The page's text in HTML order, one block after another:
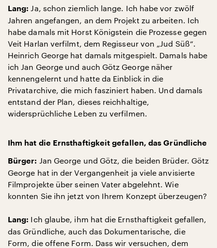
Lang: Ja, schon ziemlich lange. Ich habe vor zwölf
Jahren angefangen, an dem Projekt zu arbeiten. Ich
habe damals mit Horst Königstein die Prozesse gegen
Veit Harlan verfilmt, dem Regisseur von „Jud Süß“.
Heinrich George hat damals mitgespielt. Damals habe
ich Jan George und auch Götz George näher
kennengelernt und hatte da Einblick in die
Privatarchive, die mich fasziniert haben. Und damals
entstand der Plan, dieses reichhaltige,
widersprüchliche Leben zu verfilmen.
Ihm hat die Ernsthaftigkeit gefallen, das Gründliche
Bürger: Jan George und Götz, die beiden Brüder. Götz
George hat in der Vergangenheit ja viele anvisierte
Filmprojekte über seinen Vater abgelehnt. Wie
konnten Sie ihn jetzt von Ihrem Konzept überzeugen?
Lang: Ich glaube, ihm hat die Ernsthaftigkeit gefallen,
das Gründliche, auch das Dokumentarische, die
Form, die offene Form. Dass wir versuchen, dem